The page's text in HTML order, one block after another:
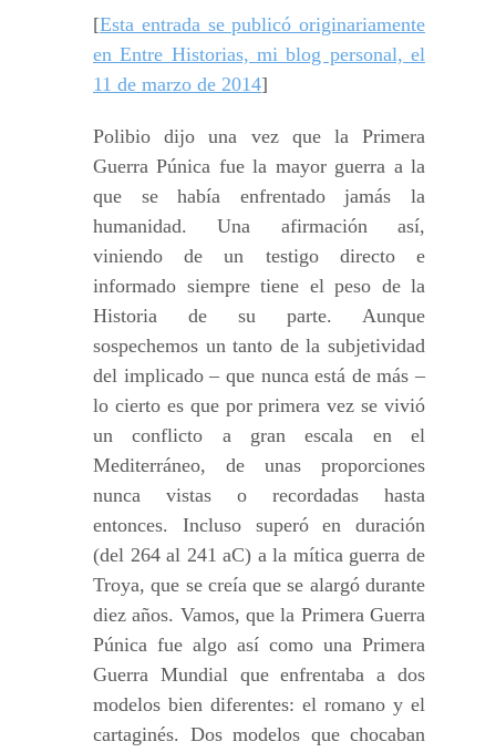
[Esta entrada se publicó originariamente
en Entre Historias, mi blog personal, el
11 de marzo de 2014]
Polibio dijo una vez que la Primera
Guerra Púnica fue la mayor guerra a la
que se había enfrentado jamás la
humanidad. Una afirmación así,
viniendo de un testigo directo e
informado siempre tiene el peso de la
Historia de su parte. Aunque
sospechemos un tanto de la subjetividad
del implicado – que nunca está de más –
lo cierto es que por primera vez se vivió
un conflicto a gran escala en el
Mediterráneo, de unas proporciones
nunca vistas o recordadas hasta
entonces. Incluso superó en duración
(del 264 al 241 aC) a la mítica guerra de
Troya, que se creía que se alargó durante
diez años. Vamos, que la Primera Guerra
Púnica fue algo así como una Primera
Guerra Mundial que enfrentaba a dos
modelos bien diferentes: el romano y el
cartaginés. Dos modelos que chocaban